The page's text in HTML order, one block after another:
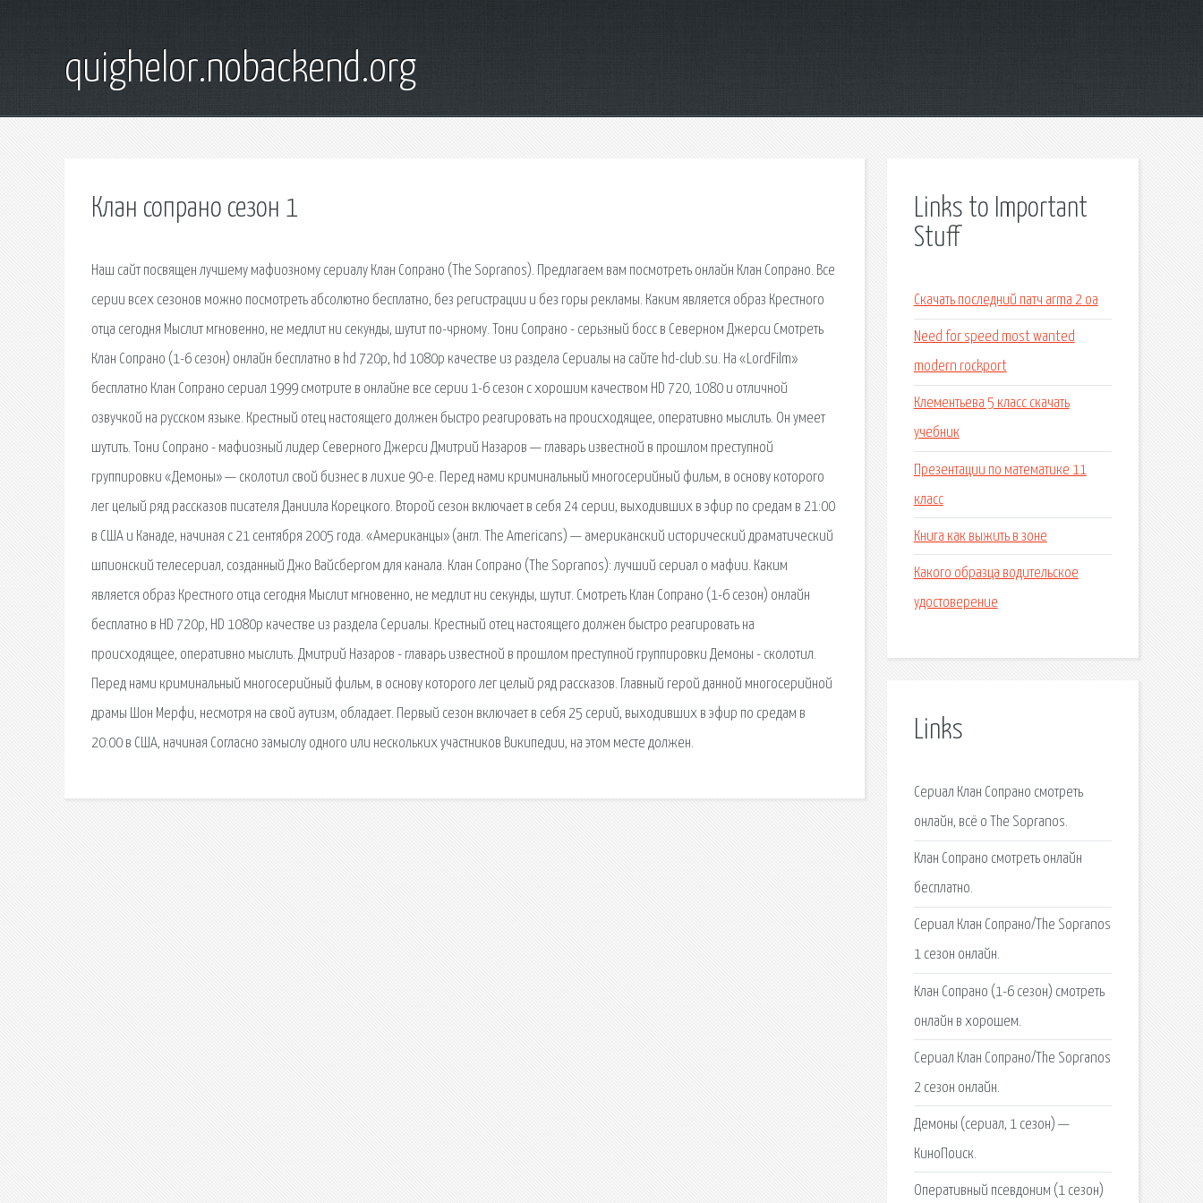
quighelor.nobackend.org
Клан сопрано сезон 1
Наш сайт посвящен лучшему мафиозному сериалу Клан Сопрано (The Sopranos). Предлагаем вам посмотреть онлайн Клан Сопрано. Все
серии всех сезонов можно посмотреть абсолютно бесплатно, без регистрации и без горы рекламы. Каким является образ Крестного
отца сегодня Мыслит мгновенно, не медлит ни секунды, шутит по-чрному. Тони Сопрано - серьзный босс в Северном Джерси Смотреть
Клан Сопрано (1-6 сезон) онлайн бесплатно в hd 720p, hd 1080p качестве из раздела Сериалы на сайте hd-club.su. На «LordFilm»
бесплатно Клан Сопрано сериал 1999 смотрите в онлайне все серии 1-6 сезон с хорошим качеством HD 720, 1080 и отличной
озвучкой на русском языке. Крестный отец настоящего должен быстро реагировать на происходящее, оперативно мыслить. Он умеет
шутить. Тони Сопрано - мафиозный лидер Северного Джерси Дмитрий Назаров — главарь известной в прошлом преступной
группировки «Демоны» — сколотил свой бизнес в лихие 90-е. Перед нами криминальный многосерийный фильм, в основу которого
лег целый ряд рассказов писателя Даниила Корецкого. Второй сезон включает в себя 24 серии, выходивших в эфир по средам в 21:00
в США и Канаде, начиная с 21 сентября 2005 года. «Американцы» (англ. The Americans) — американский исторический драматический
шпионский телесериал, созданный Джо Вайсбергом для канала. Клан Сопрано (The Sopranos): лучший сериал о мафии. Каким
является образ Крестного отца сегодня Мыслит мгновенно, не медлит ни секунды, шутит. Смотреть Клан Сопрано (1-6 сезон) онлайн
бесплатно в HD 720p, HD 1080p качестве из раздела Сериалы. Крестный отец настоящего должен быстро реагировать на
происходящее, оперативно мыслить. Дмитрий Назаров - главарь известной в прошлом преступной группировки Демоны - сколотил.
Перед нами криминальный многосерийный фильм, в основу которого лег целый ряд рассказов. Главный герой данной многосерийной
драмы Шон Мерфи, несмотря на свой аутизм, обладает. Первый сезон включает в себя 25 серий, выходивших в эфир по средам в
20:00 в США, начиная Согласно замыслу одного или нескольких участников Википедии, на этом месте должен.
Links to Important
Stuff
Скачать последний патч arma 2 oa
Need for speed most wanted
modern rockport
Клементьева 5 класс скачать
учебник
Презентации по математике 11
класс
Книга как выжить в зоне
Какого образца водительское
удостоверение
Links
Сериал Клан Сопрано смотреть
онлайн, всё о The Sopranos.
Клан Сопрано смотреть онлайн
бесплатно.
Сериал Клан Сопрано/The Sopranos
1 сезон онлайн.
Клан Сопрано (1-6 сезон) смотреть
онлайн в хорошем.
Сериал Клан Сопрано/The Sopranos
2 сезон онлайн.
Демоны (сериал, 1 сезон) —
КиноПоиск.
Оперативный псевдоним (1 сезон)